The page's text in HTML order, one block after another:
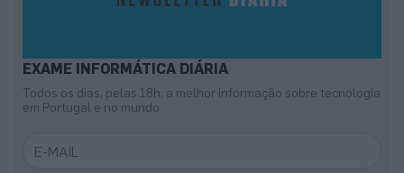
EXAME INFORMÁTICA DIÁRIA
Todos os dias, pelas 18h, a melhor informação sobre tecnologia
em Portugal e no mundo